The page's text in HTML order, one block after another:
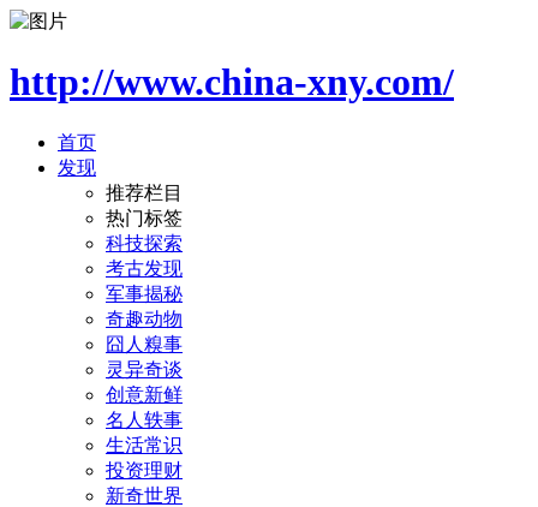
http://www.china-xny.com/
首页
发现
推荐栏目
热门标签
科技探索
考古发现
军事揭秘
奇趣动物
囧人糗事
灵异奇谈
创意新鲜
名人轶事
生活常识
投资理财
新奇世界